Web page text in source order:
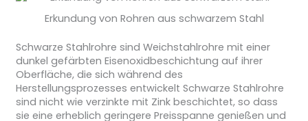
Erkundung von Rohren aus schwarzem Stahl
Schwarze Stahlrohre sind Weichstahlrohre mit einer
dunkel gefärbten Eisenoxidbeschichtung auf ihrer
Oberfläche, die sich während des
Herstellungsprozesses entwickelt Schwarze Stahlrohre
sind nicht wie verzinkte mit Zink beschichtet, so dass
sie eine erheblich geringere Preisspanne genießen und